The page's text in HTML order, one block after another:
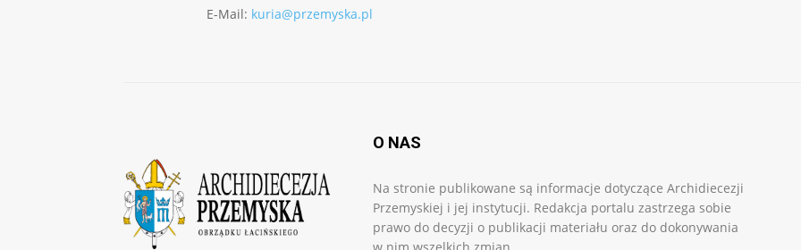
E-Mail: kuria@przemyska.pl
O NAS
Na stronie publikowane są informacje dotyczące Archidiecezji
Przemyskiej i jej instytucji. Redakcja portalu zastrzega sobie
prawo do decyzji o publikacji materiału oraz do dokonywania
w nim wszelkich zmian.